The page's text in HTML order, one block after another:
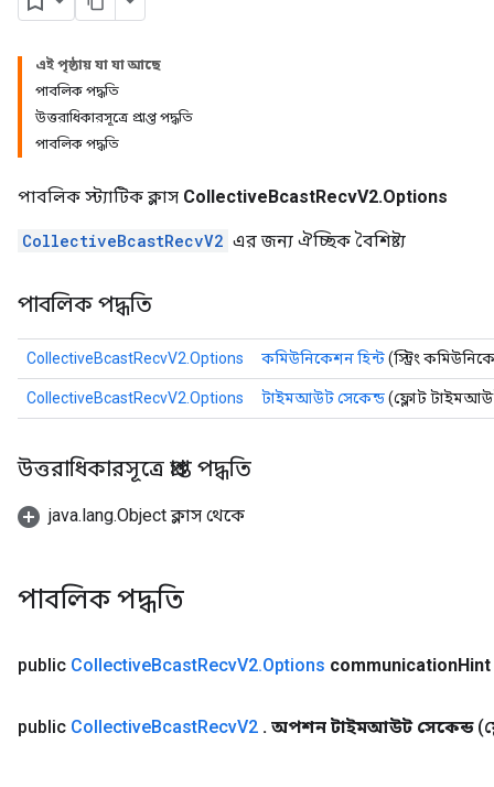
এই পৃষ্ঠায় যা যা আছে
পাবলিক পদ্ধতি
উত্তরাধিকারসূত্রে প্রাপ্ত পদ্ধতি
পাবলিক পদ্ধতি
পাবলিক স্ট্যাটিক ক্লাস CollectiveBcastRecvV2.Options
CollectiveBcastRecvV2 এর জন্য ঐচ্ছিক বৈশিষ্ট্য
পাবলিক পদ্ধতি
CollectiveBcastRecvV2.Options কমিউনিকেশন হিন্ট(স্ট্রিং
CollectiveBcastRecvV2.Options টাইমআউট সেকেন্ড(ফ্লোট
উত্তরাধিকারসূত্রে প্রাপ্ত পদ্ধতি
java.lang.Object ক্লাস থেকে
পাবলিক পদ্ধতি
public CollectiveBcastRecvV2.Options communicationHint
public CollectiveBcastRecvV2 . অপশন টাইমআউট সেকেন্ড